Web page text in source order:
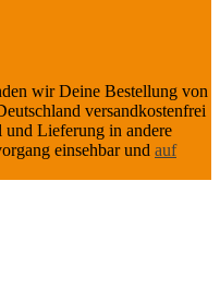
wir Deine Bestellung von
versandkostenfrei
und Lieferung in andere
einsehbar und auf